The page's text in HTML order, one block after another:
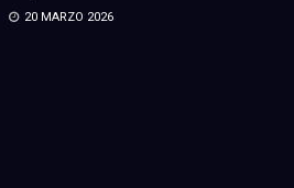
20 MARZO 2026